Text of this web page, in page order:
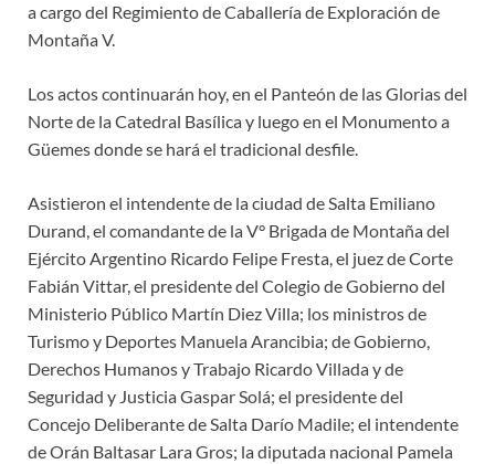
a cargo del Regimiento de Caballería de Exploración de
Montaña V.
Los actos continuarán hoy, en el Panteón de las Glorias del
Norte de la Catedral Basílica y luego en el Monumento a
Güemes donde se hará el tradicional desfile.
Asistieron el intendente de la ciudad de Salta Emiliano
Durand, el comandante de la V° Brigada de Montaña del
Ejército Argentino Ricardo Felipe Fresta, el juez de Corte
Fabián Vittar, el presidente del Colegio de Gobierno del
Ministerio Público Martín Diez Villa; los ministros de
Turismo y Deportes Manuela Arancibia; de Gobierno,
Derechos Humanos y Trabajo Ricardo Villada y de
Seguridad y Justicia Gaspar Solá; el presidente del
Concejo Deliberante de Salta Darío Madile; el intendente
de Orán Baltasar Lara Gros; la diputada nacional Pamela